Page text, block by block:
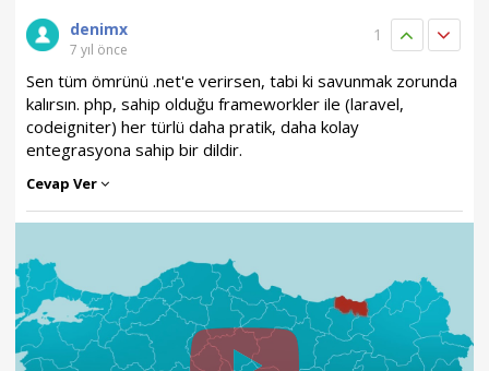
denimx
7 yıl önce
1
Sen tüm ömrünü .net'e verirsen, tabi ki savunmak zorunda
kalırsın. php, sahip olduğu frameworkler ile (laravel,
codeigniter) her türlü daha pratik, daha kolay
entegrasyona sahip bir dildir.
Cevap Ver